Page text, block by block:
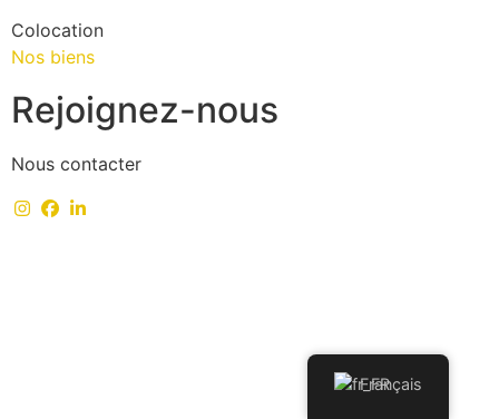
Colocation
Nos biens
Rejoignez-nous
Nous contacter
Français